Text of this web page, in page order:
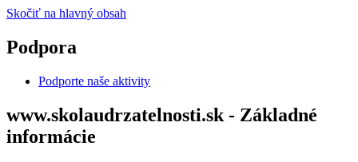
Skočiť na hlavný obsah
Podpora
Podporte naše aktivity
www.skolaudrzatelnosti.sk - Základné
informácie